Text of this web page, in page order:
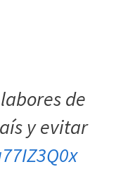
de
y evitar